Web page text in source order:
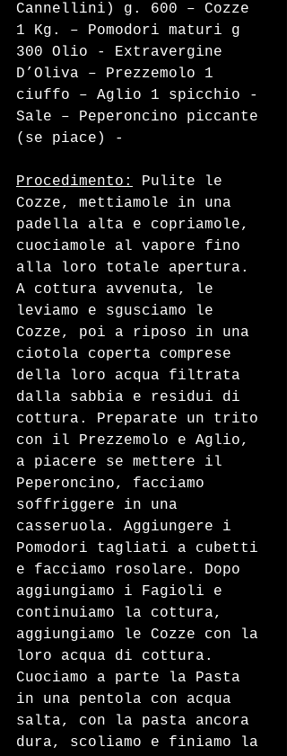
Cannellini) g. 600 – Cozze
1 Kg. – Pomodori maturi g
300 Olio - Extravergine
D’Oliva – Prezzemolo 1
ciuffo – Aglio 1 spicchio -
Sale – Peperoncino piccante
(se piace) -
Procedimento:
Pulite le
Cozze, mettiamole in una
padella alta e copriamole,
cuociamole al vapore fino
alla loro totale apertura.
A cottura avvenuta, le
leviamo e sgusciamo le
Cozze, poi a riposo in una
ciotola coperta comprese
della loro acqua filtrata
dalla sabbia e residui di
cottura. Preparate un trito
con il Prezzemolo e Aglio,
a piacere se mettere il
Peperoncino, facciamo
soffriggere in una
casseruola. Aggiungere i
Pomodori tagliati a cubetti
e facciamo rosolare. Dopo
aggiungiamo i Fagioli e
continuiamo la cottura,
aggiungiamo le Cozze con la
loro acqua di cottura.
Cuociamo a parte la Pasta
in una pentola con acqua
salta, con la pasta ancora
dura, scoliamo e finiamo la